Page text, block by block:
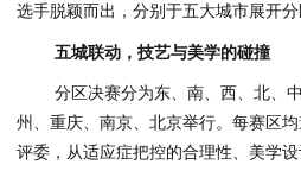
选手脱颖而出，分别于五大城市展开分
五城联动，技艺与美学的碰撞
分区决赛分为东、南、西、北、
州、重庆、南京、北京举行。每赛区
评委，从适应症把控的合理性、美学